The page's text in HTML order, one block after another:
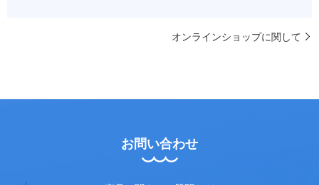
オンラインショップに関して
お問い合わせ